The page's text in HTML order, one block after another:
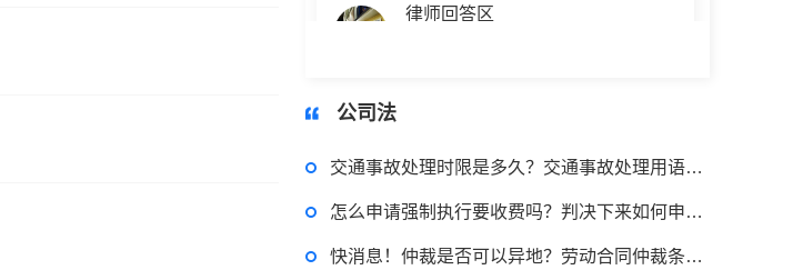
2022-11-17 17:08:56
律师回答区
跳跳糖是毒品吗？
公司法
交通事故处理时限是多久？交通事故处理用语的含义有哪些？
怎么申请强制执行要收费吗？判决下来如何申请执行？
快消息！仲裁是否可以异地？劳动合同仲裁条件是什么？